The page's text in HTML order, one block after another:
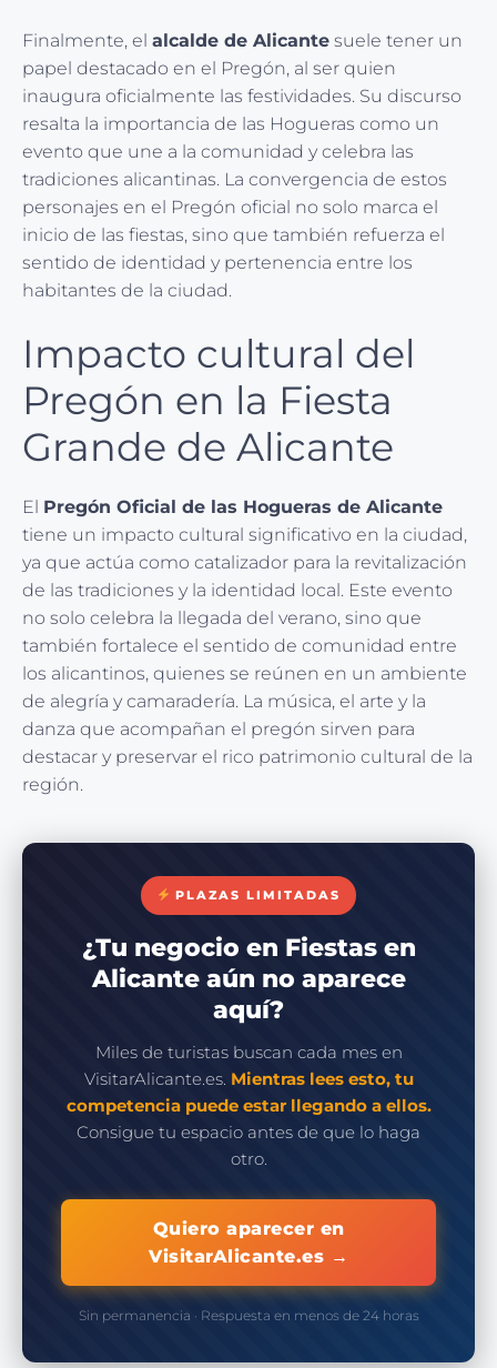
Finalmente, el alcalde de Alicante suele tener un
papel destacado en el Pregón, al ser quien
inaugura oficialmente las festividades. Su discurso
resalta la importancia de las Hogueras como un
evento que une a la comunidad y celebra las
tradiciones alicantinas. La convergencia de estos
personajes en el Pregón oficial no solo marca el
inicio de las fiestas, sino que también refuerza el
sentido de identidad y pertenencia entre los
habitantes de la ciudad.
Impacto cultural del
Pregón en la Fiesta
Grande de Alicante
El Pregón Oficial de las Hogueras de Alicante
tiene un impacto cultural significativo en la ciudad,
ya que actúa como catalizador para la revitalización
de las tradiciones y la identidad local. Este evento
no solo celebra la llegada del verano, sino que
también fortalece el sentido de comunidad entre
los alicantinos, quienes se reúnen en un ambiente
de alegría y camaradería. La música, el arte y la
danza que acompañan el pregón sirven para
destacar y preservar el rico patrimonio cultural de la
región.
PLAZAS LIMITADAS
¿Tu negocio en Fiestas en
Alicante aún no aparece
aquí?
Miles de turistas buscan cada mes en
VisitarAlicante.es. Mientras lees esto, tu
competencia puede estar llegando a ellos.
Consigue tu espacio antes de que lo haga
otro.
Quiero aparecer en
VisitarAlicante.es →
Sin permanencia · Respuesta en menos de 24 horas